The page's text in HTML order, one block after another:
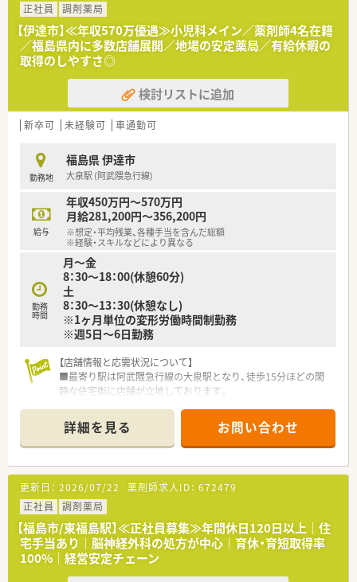
■より質の高い医療サービスを提供し続けるため、体制強化を目
的とした増員で、経験の少ない方も人柄重視でご相談可能です。
■調剤経験者はもちろん、未経験者やブランクのある方も充実し
た研修制度がありますので、安心してスキルアップを目指せま
す。
■将来的には薬局長などキャリアアップを目指したいという意
欲のある方は、特に歓迎される体制が整っております。
【法人特徴について】
31施設）も手掛けることで、地域包括ケアを実践しています。
■豊かな人間力とコミュニケーションを重視した医療を提供し
ています。
■在宅医療や多職種連携といった先進的な課題にも積極的に取
り組み、未来型の薬剤師育成に力を入れています。
正社員
調剤薬局
【伊達市】≪年収570万優遇≫小児科メイン／薬剤師4名在籍
／福島県内に多数店舗展開／地場の安定薬局／有給休暇の
取得のしやすさ◎
検討リストに追加
新卒可 未経験可 車通勤可
勤務地
福島県 伊達市
大泉駅 (阿武隈急行線)
給与
年収450万円～570万円
月給281,200円～356,200円
※想定・平均残業、各種手当を含んだ総額
※経験・スキルなどにより異なる
勤務
時間
月～金
8：30～18：00(休憩60分)
土
8：30～13：30(休憩なし)
※1ヶ月単位の変形労働時間制勤務
※週5日～6日勤務
【店舗情報と応需状況について】
■最寄り駅は阿武隈急行線の大泉駅となり、徒歩15分ほどの閑
静な住宅街に店舗が立地しております。
おり、幅広い症例を経験できます。
■常勤薬剤師4名に事務3名が在籍しており、人員体制にゆとり
を持って日々の調剤業務に取り組めます。
【法人特徴について】
■東日本を中心に約200店舗の調剤薬局を展開し、地域社会に深
く根ざした医療サービスを提供しています。
■介護事業や在宅医療にも積極的に取り組んでおり、地域包括ケ
アシステムの推進において重要な役割を担います。
■現場の意見を積極的に汲み取るボトムアップの社風があり、新
しいアイデアを後押しする環境が整っています。
詳細を見る お問い合わせ
更新日： 2026/07/22 薬剤師求人ID： 672479
正社員
調剤薬局
【福島市/東福島駅】≪正社員募集≫年間休日120日以上｜住
宅手当あり｜脳神経外科の処方が中心｜育休・育短取得率
100%｜経営安定チェーン